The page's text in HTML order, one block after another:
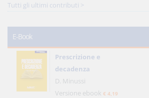
Tutti gli ultimi contributi >
E-Book
Prescrizione e
decadenza
D. Minussi
Versione ebook € 4,19